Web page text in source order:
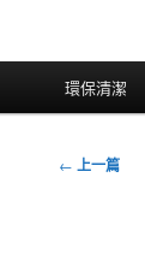
環保清潔
文
← 上一篇